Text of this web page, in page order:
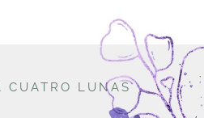
CUATRO LUNAS